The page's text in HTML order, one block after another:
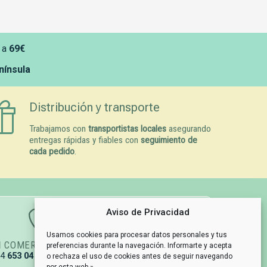
Aviso de Privacidad
Usamos cookies para procesar datos personales y tus
preferencias durante la navegación. Informarte y acepta
o rechaza el uso de cookies antes de seguir navegando
69€
Distribución y transporte
Trabajamos con transportistas locales asegurando
entregas rápidas y fiables conseguimiento de
cada pedido.
COMERCIAL
653 04 67 79
GESTIÓN DE PEDIDOS
info@naturpetmascotas.es